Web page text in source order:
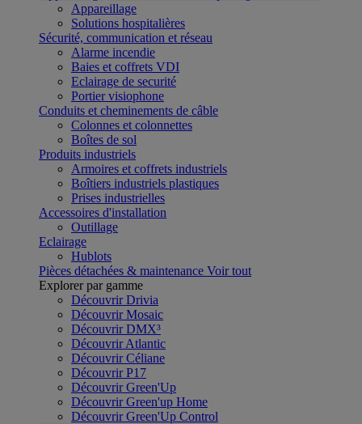
Appareillage
Solutions hospitalières
Sécurité, communication et réseau
Alarme incendie
Baies et coffrets VDI
Eclairage de securité
Portier visiophone
Conduits et cheminements de câble
Colonnes et colonnettes
Boîtes de sol
Produits industriels
Armoires et coffrets industriels
Boîtiers industriels plastiques
Prises industrielles
Accessoires d'installation
Outillage
Eclairage
Hublots
Pièces détachées & maintenance Voir tout
Explorer par gamme
Découvrir Drivia
Découvrir Mosaic
Découvrir DMX³
Découvrir Atlantic
Découvrir Céliane
Découvrir P17
Découvrir Green'Up
Découvrir Green'up Home
Découvrir Green'Up Control